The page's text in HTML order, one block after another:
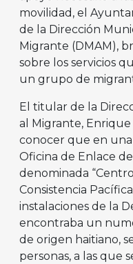
movilidad, el
de la Dirección
Migrante (DMAM),
sobre los servicios
un grupo de
El titular de la
al Migrante,
conocer que en
Oficina de Enlace
denominada
Consistencia
instalaciones de la
encontraba un
de origen haitiano,
personas, a las que